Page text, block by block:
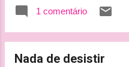
comprou "a expertise, os
equipe Toyota, em Colônia,
depois do fim da parceria
1 comentário
Nada de desistir